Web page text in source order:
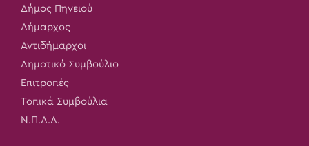
Δήμος Πηνειού
Δήμαρχος
Αντιδήμαρχοι
Δημοτικό Συμβούλιο
Επιτροπές
Τοπικά Συμβούλια
Ν.Π.Δ.Δ.